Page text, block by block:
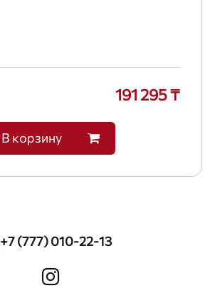
191 295 ₸
В корзину
+7 (777) 010-22-13